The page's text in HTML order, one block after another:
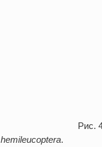
Рис.
hemileucoptera.